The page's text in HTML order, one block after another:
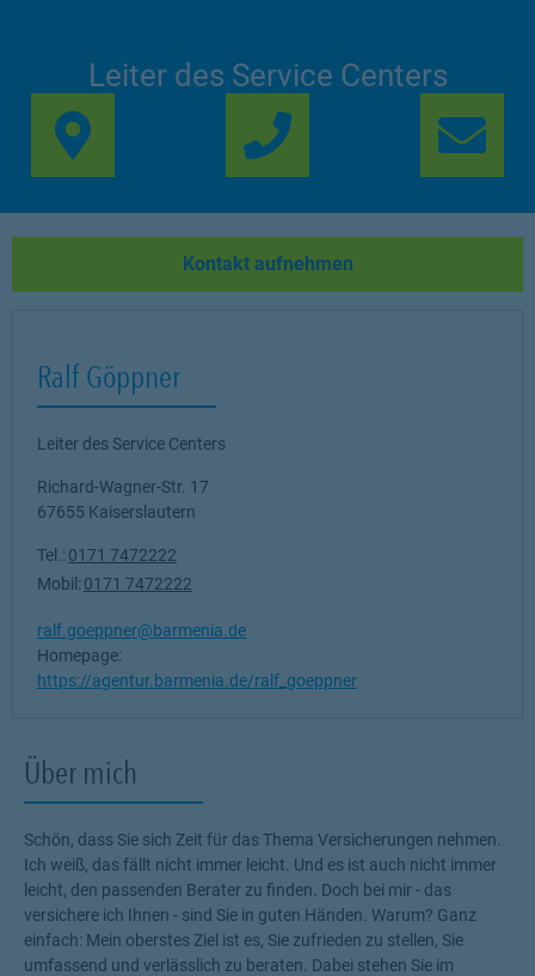
Leiter des Service Centers
Link Opens in New
Über mich
Schön, dass Sie sich Zeit für das Thema Versicherungen nehmen.
Ich weiß, das fällt nicht immer leicht. Und es ist auch nicht immer
leicht, den passenden Berater zu finden. Doch bei mir - das
versichere ich Ihnen - sind Sie in guten Händen. Warum? Ganz
einfach: Mein oberstes Ziel ist es, Sie zufrieden zu stellen, Sie
umfassend und verlässlich zu beraten. Dabei stehen Sie im
Kontakt aufnehmen
Ralf Göppner
Leiter des Service Centers
Richard-Wagner-Str. 17
67655 Kaiserslautern
Tel.: 0171 7472222
Mobil: 0171 7472222
ralf.goeppner@barmenia.de
Homepage:
https://agentur.barmenia.de/ralf_goeppner